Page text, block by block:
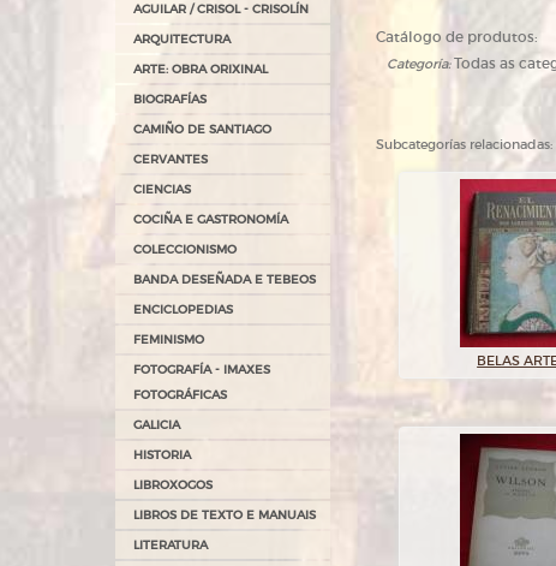
AGUILAR / CRISOL - CRISOLÍN
ARQUITECTURA
ARTE: OBRA ORIXINAL
BIOGRAFÍAS
CAMIÑO DE SANTIAGO
CERVANTES
CIENCIAS
COCIÑA E GASTRONOMÍA
COLECCIONISMO
BANDA DESEÑADA E TEBEOS
ENCICLOPEDIAS
FEMINISMO
FOTOGRAFÍA - IMAXES
FOTOGRÁFICAS
GALICIA
HISTORIA
LIBROXOGOS
LIBROS DE TEXTO E MANUAIS
LITERATURA
Catálogo de produtos:
Categoría:Todas as
Subcategorías relacionadas:
BELAS